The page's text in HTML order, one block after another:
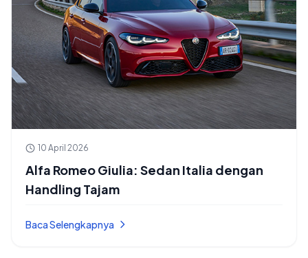
10 April 2026
Alfa Romeo Giulia: Sedan Italia dengan
Handling Tajam
Baca Selengkapnya